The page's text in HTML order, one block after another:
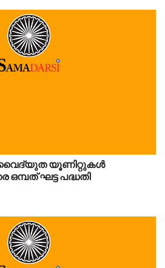
യൂണിറ്റുകൾ
ഒമ്പത് ഘട്ട പദ്ധതി